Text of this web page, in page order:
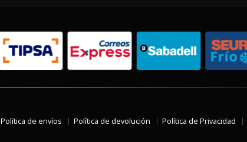
Política de envíos Política de devolución Política de Privacidad